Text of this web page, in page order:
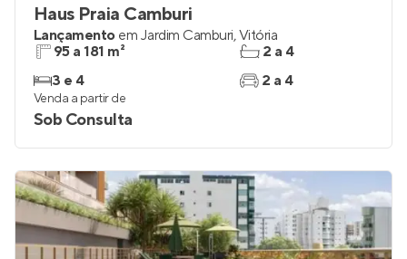
Haus Praia Camburi
Lançamento em Jardim Camburi,Vitória
95 a 181 m²
3 e 4
2 a 4
2 a 4
Venda a partir de
Sob Consulta